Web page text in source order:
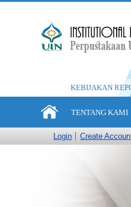
KEBIJAKAN
TENTANG KAMI
Login Create